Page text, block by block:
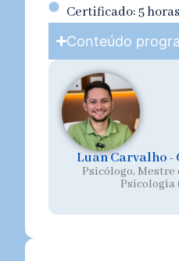
Certificado: 5 horas
Conteúdo
Luan Carvalho -
Psicólogo,
Psicologia